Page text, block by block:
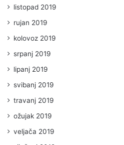
listopad 2019
rujan 2019
kolovoz 2019
srpanj 2019
lipanj 2019
svibanj 2019
travanj 2019
ožujak 2019
veljača 2019